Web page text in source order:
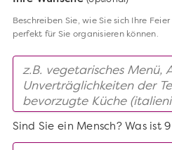
Beschreiben Sie, wie Sie sich Ihre
perfekt für Sie organisieren können.
Sind Sie ein Mensch? Was ist 9